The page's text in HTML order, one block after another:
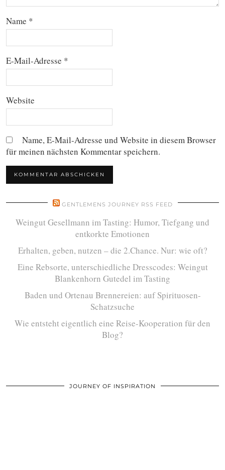
Name *
E-Mail-Adresse *
Website
Name, E-Mail-Adresse und Website in diesem Browser
für meinen nächsten Kommentar speichern.
GENTLEMENS JOURNEY RSS FEED
Weingut Gesellmann im Tasting: Humor, Tiefgang und
entkorkte Emotionen
Erhalten, geben, nutzen – die 2.Chance. Nur: wie oft?
Eine Rebsorte, unterschiedliche Dresscodes: Weingut
Blankenhorn Gutedel im Tasting
Baden und Ortenau Brennereien: auf Spirituosen-
Schatzsuche
Wie entsteht eigentlich eine Reise-Kooperation für den
Blog?
JOURNEY OF INSPIRATION